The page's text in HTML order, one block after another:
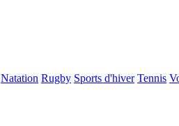
Natation Rugby Sports d'hiver Tennis